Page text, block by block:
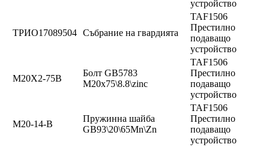
устройство
ТРИО17089504 Събрание на гвардията
TAF1506
Престилно
подаващо
устройство
М20Х2-75В
Болт GB5783
M20x75\8.8\zinc
TAF1506
Престилно
подаващо
устройство
М20-14-В
Пружинна шайба
GB93\20\65Mn\Zn
TAF1506
Престилно
подаващо
устройство